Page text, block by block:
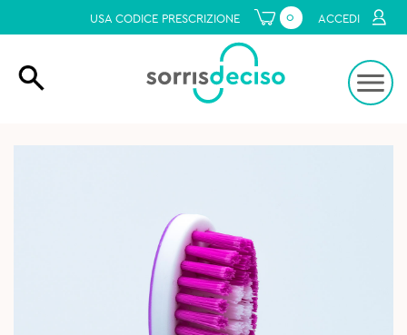
USA CODICE PRESCRIZIONE 0 ACCEDI